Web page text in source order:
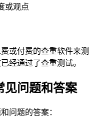
或观点
或付费的查重软件来测
经通过了查重测试。
见问题和答案
问题的答案：